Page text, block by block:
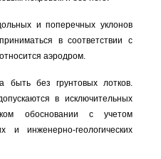
и поперечных уклонов
в соответствии с
аэродром.
быть без грунтовых лотков.
в исключительных
обосновании с учетом
и инженерно-геологических